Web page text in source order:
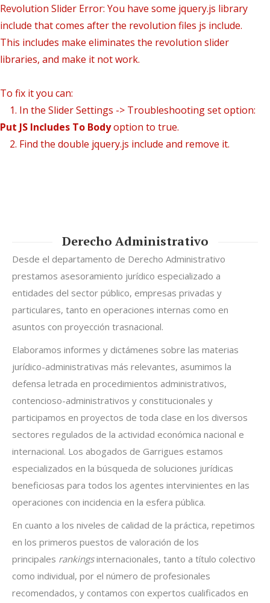
Revolution Slider Error: You have some jquery.js library
include that comes after the revolution files js include.
This includes make eliminates the revolution slider
libraries, and make it not work.
To fix it you can:
1. In the Slider Settings -> Troubleshooting set option:
Put JS Includes To Bodyoption to true.
2. Find the double jquery.js include and remove it.
Derecho Administrativo
Desde el departamento de Derecho Administrativo
prestamos asesoramiento jurídico especializado a
entidades del sector público, empresas privadas y
particulares, tanto en operaciones internas como en
asuntos con proyección trasnacional.
Elaboramos informes y dictámenes sobre las materias
jurídico-administrativas más relevantes, asumimos la
defensa letrada en procedimientos administrativos,
contencioso-administrativos y constitucionales y
participamos en proyectos de toda clase en los diversos
sectores regulados de la actividad económica nacional e
internacional. Los abogados de Garrigues estamos
especializados en la búsqueda de soluciones jurídicas
beneficiosas para todos los agentes intervinientes en las
operaciones con incidencia en la esfera pública.
En cuanto a los niveles de calidad de la práctica, repetimos
en los primeros puestos de valoración de los
principales rankingsinternacionales, tanto a título colectivo
como individual, por el número de profesionales
recomendados, y contamos con expertos cualificados en